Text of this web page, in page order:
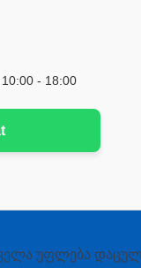
- 18:00
უფლება